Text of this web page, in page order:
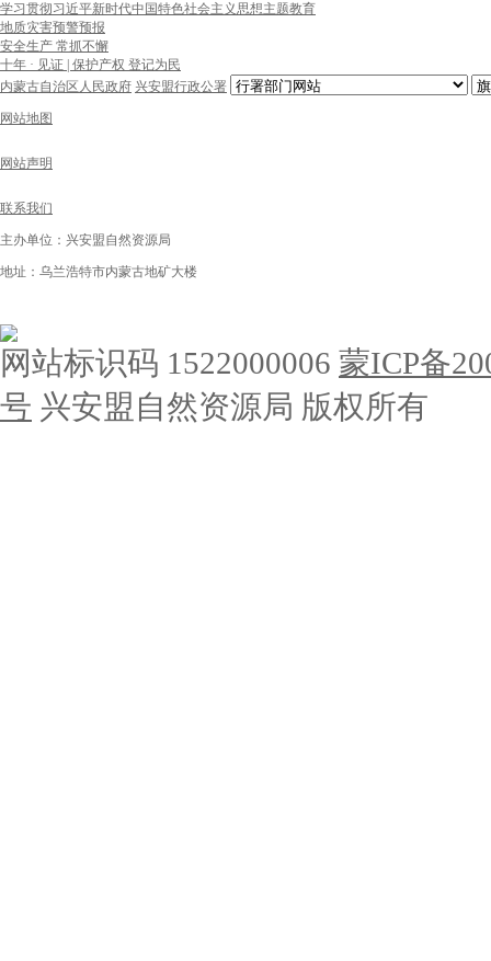
学习贯彻习近平新时代中国特色社会主义思想主题教育
地质灾害预警预报
安全生产 常抓不懈
十年 · 见证 | 保护产权 登记为民
内蒙古自治区人民政府 兴安盟行政公署
网站地图
网站声明
联系我们
主办单位：兴安盟自然资源局
地址：乌兰浩特市内蒙古地矿大楼
网站标识码 1522000006 蒙ICP备
号 兴安盟自然资源局 版权所有